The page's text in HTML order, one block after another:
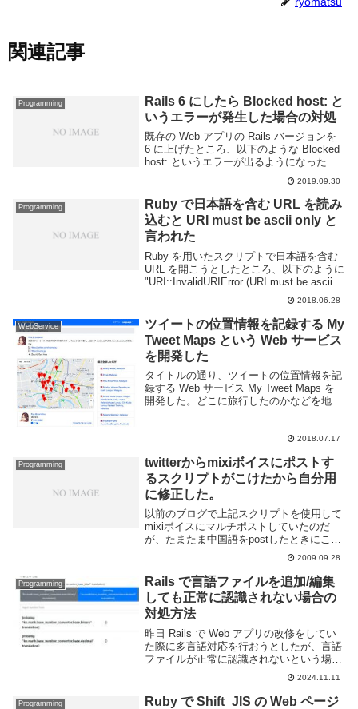
関連記事
Programming
Rails 6 にしたら Blocked host: と
いうエラーが発生した場合の対処
既存の Web アプリの Rails バージョンを
6 に上げたところ、以下のような Blocked
host: というエラーが出るようになった。
Rails 6 からは DNS Rebuilding 攻撃を防ぐ
ためにホスト名をホワイトリスト...
2019.09.30
Programming
Ruby で日本語を含む URL を読み
込むと URI must be ascii only と
言われた
Ruby を用いたスクリプトで日本語を含む
URL を開こうとしたところ、以下のように
"URI::InvalidURIError (URI must be ascii
only..." というエラーが表示された。"ascii
2018.06.28
WebService
ツイートの位置情報を記録する My
Tweet Maps という Web サービス
を開発した
タイトルの通り、ツイートの位置情報を記
録する Web サービス My Tweet Maps を
開発した。どこに旅行したのかなどを地図
のは数ヶ月前だったのだけど、サー...
2018.07.17
Programming
twitterからmixiボイスにポストす
るスクリプトがこけたから自分用
に修正した。
以前のブログで上記スクリプトを使用して
mixiボイスにマルチポストしていたのだ
が、たまたま中国語をpostしたときにこけ
たので場当たり的に修正した。エラーメッ
セージは以下の通り何故こけたかというと
EUC-JPに入っていない文字を入力したか
ら...
2009.09.28
Programming
Rails で言語ファイルを追加/編集
しても正常に認識されない場合の
対処方法
昨日 Rails で Web アプリの改修をしてい
た際に多言語対応を行おうとしたが、言語
ファイルが正常に認識されないという場面
に遭遇した。元々 I18n と I18n-js を利用し
て英語と日本語に対応していたのだが、今
回韓国語を追加しよう...
2024.11.11
Programming
Ruby で Shift_JIS の Web ページ